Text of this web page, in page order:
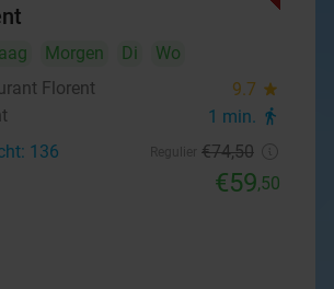
Morgen Di
Wo
Florent
9.7 star
1 min. directions_walk
136 €74,50
€59,50